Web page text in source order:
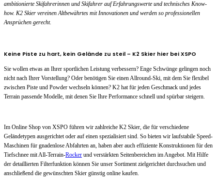
ambitionierte Skifahrerinnen und Skifahrer auf Erfahrungswerte und technisches Know-
how. K2 Skier vereinen Altbewährtes mit Innovationen und werden so professionellen
Ansprüchen gerecht.
Keine Piste zu hart, kein Gelände zu steil – K2 Skier hier bei XSPO
Sie wollen etwas an Ihrer sportlichen Leistung verbessern? Enge Schwünge gelingen noch
nicht nach Ihrer Vorstellung? Oder benötigen Sie einen Allround-Ski, mit dem Sie flexibel
zwischen Piste und Powder wechseln können? K2 hat für jeden Geschmack und jedes
Terrain passende Modelle, mit denen Sie Ihre Performance schnell und spürbar steigern.
Im Online Shop von XSPO führen wir zahlreiche K2 Skier, die für verschiedene
Geländetypen ausgerichtet oder auf einen spezialisiert sind. So bieten wir laufstabile Speed-
Maschinen für gnadenlose Abfahrten an, haben aber auch effiziente Konstruktionen für den
Tiefschnee mit All-Terrain-Rocker und verstärkten Seitenbereichen im Angebot. Mit Hilfe
der detaillierten Filterfunktion können Sie unser Sortiment zielgerichtet durchsuchen und
anschließend die gewünschten Skier günstig online kaufen.